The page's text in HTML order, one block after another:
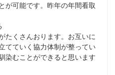
が可能です。昨年の年間看取
たくさんおります。お互いに
てていく協力体制が整ってい
染むことができると思います